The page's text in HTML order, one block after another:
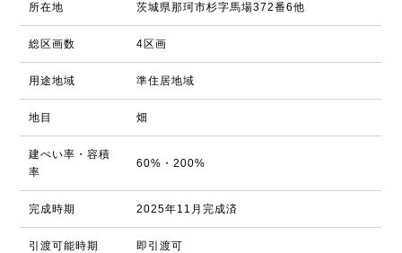
所在地 茨城県那珂市杉字馬場372番6他
総区画数 4区画
用途地域 準住居地域
地目 畑
建ぺい率・容積
率
60%・200%
完成時期 2025年11月完成済
引渡可能時期 即引渡可